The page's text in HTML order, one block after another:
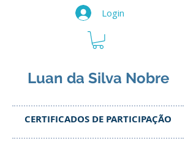
Login
Luan da Silva Nobre
CERTIFICADOS DE PARTICIPAÇÃO